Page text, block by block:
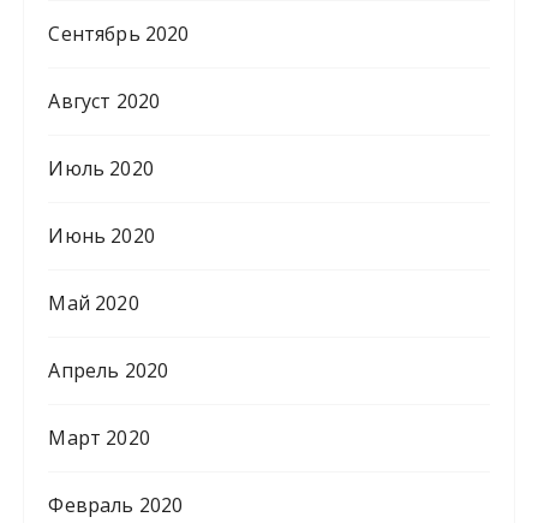
Сентябрь 2020
Август 2020
Июль 2020
Июнь 2020
Май 2020
Апрель 2020
Март 2020
Февраль 2020